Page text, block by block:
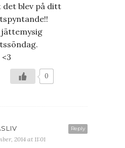
det blev på ditt
jättemysig
0
Reply
2014 at 11:01